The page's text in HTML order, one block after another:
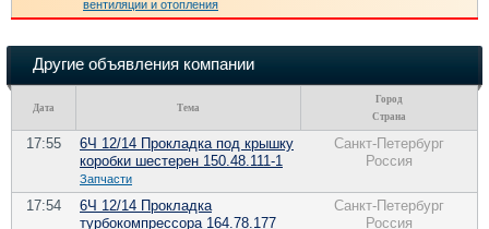
вентиляции и отопления
Другие объявления компании
Дата Тема
Город
Страна
17:55
6Ч 12/14 Прокладка под крышку
коробки шестерен 150.48.111-1
Запчасти
Санкт-Петербург
Россия
17:54
6Ч 12/14 Прокладка
турбокомпрессора 164.78.177
Санкт-Петербург
Россия